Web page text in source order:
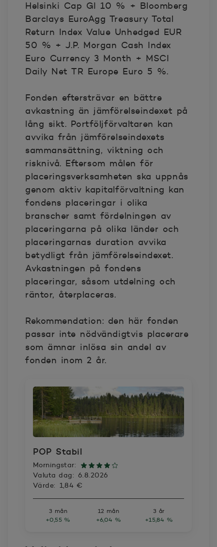
Helsinki Cap GI 10 % + Bloomberg
Barclays EuroAgg Treasury Total
Return Index Value Unhedged EUR
50 % + J.P. Morgan Cash Index
Euro Currency 3 Month + MSCI
Daily Net TR Europe Euro 5 %.
Fonden eftersträvar en bättre
avkastning än jämförelseindexet på
lång sikt. Portföljförvaltaren kan
avvika från jämförelseindexets
sammansättning, viktning och
risknivå. Eftersom målen för
placeringsverksamheten ska uppnås
genom aktiv kapitalförvaltning kan
fondens placeringar i olika
branscher samt fördelningen av
placeringarna på olika länder och
placeringarnas duration avvika
betydligt från jämförelseindexet.
Avkastningen på fondens
placeringar, såsom utdelning och
räntor, återplaceras.
Rekommendation: den här fonden
passar inte nödvändigtvis placerare
som ämnar inlösa sin andel av
fonden inom 2 år.
POP Stabil
Morningstar:
Valuta dag: 6.8.2026
Värde: 1,84 €
3 mån
+0,55 %
12 mån
+6,04 %
3 år
+15,84 %